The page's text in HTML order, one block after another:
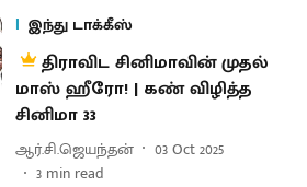
இந்து டாக்கீஸ்
திராவிட சினிமாவின் முதல்
மாஸ் ஹீரோ! | கண் விழித்த
சினிமா 33
ஆர்.சி.ஜெயந்தன்
03 Oct 2025
3 min read